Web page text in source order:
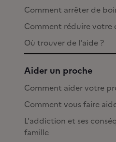
Comment arrêter de
Comment réduire votre
Où trouver de l'aide ?
Aider un proche
Comment aider votre
Comment vous faire
L'addiction et ses
famille